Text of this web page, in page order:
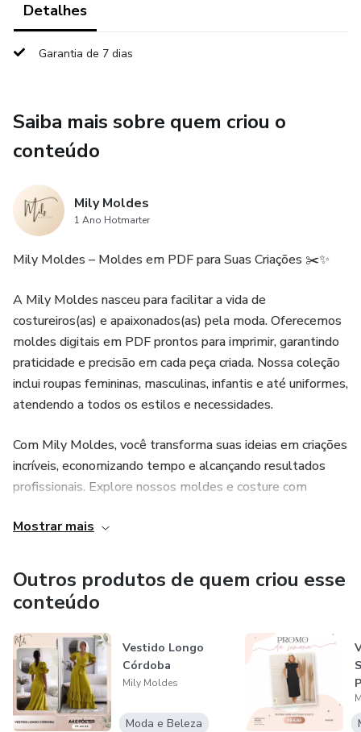
🚫A aquisição deste arquivo confere direitos de uso
exclusivo e proíbe sua revenda, tanto dentro quanto fora
Detalhes
Garantia de 7 dias
Saiba mais sobre quem criou o
conteúdo
Mily Moldes
1 Ano Hotmarter
Mily Moldes – Moldes em PDF para Suas Criações ✂️✨
A Mily Moldes nasceu para facilitar a vida de
costureiros(as) e apaixonados(as) pela moda. Oferecemos
moldes digitais em PDF prontos para imprimir, garantindo
praticidade e precisão em cada peça criada. Nossa coleção
inclui roupas femininas, masculinas, infantis e até uniformes,
atendendo a todos os estilos e necessidades.
Com Mily Moldes, você transforma suas ideias em criações
incríveis, economizando tempo e alcançando resultados
profissionais. Explore nossos moldes e costure com
Mostrar mais
Outros produtos de quem criou esse
conteúdo
Vestido Longo
Córdoba
Mily Moldes
Moda e Beleza